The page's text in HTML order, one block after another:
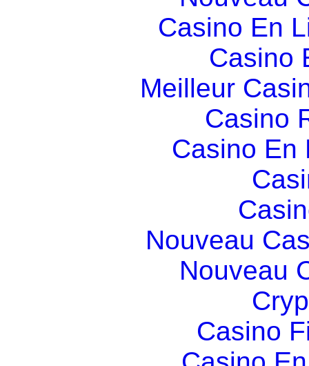
Casino En
Casino
Meilleur
Casino
Casino En
Nouveau
Nouveau
Casino